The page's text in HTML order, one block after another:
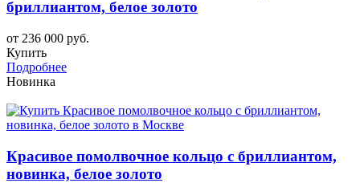
бриллиантом, белое золото
от 236 000 руб.
Купить
Подробнее
Новинка
Красивое помолвочное кольцо с бриллиантом,
новинка, белое золото